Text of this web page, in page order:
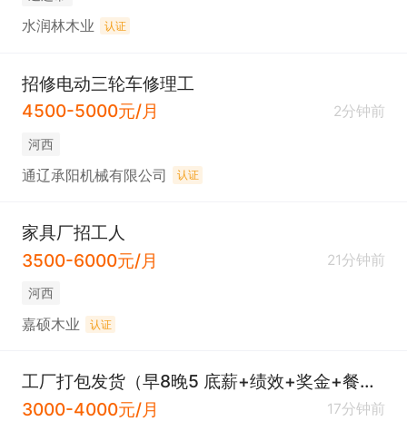
水润林木业 认证
招修电动三轮车修理工
4500-5000元/月
2分钟前
河西
通辽承阳机械有限公司 认证
家具厂招工人
3500-6000元/月
21分钟前
河西
嘉硕木业 认证
工厂打包发货（早8晚5 底薪+绩效+奖金+餐补）
3000-4000元/月
17分钟前